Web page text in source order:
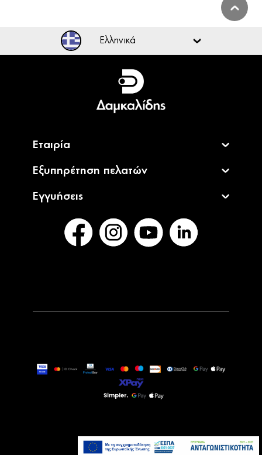
Ελληνικά
Ελληνικά
English
Εταιρία
Εξυπηρέτηση πελατών
Εγγυήσεις